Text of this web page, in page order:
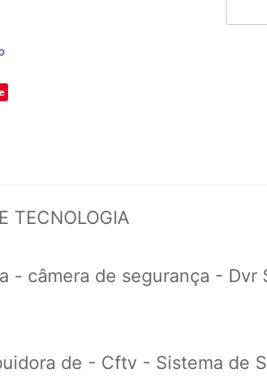
TECNOLOGIA
- câmera de segurança -
de - Cftv - Sistema de